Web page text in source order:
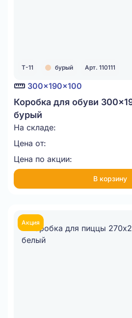
Т-11 бурый Арт. 110111
300x190x100
Коробка для обуви
бурый
На складе:
Цена от:
Цена по акции:
В корзину
Акция